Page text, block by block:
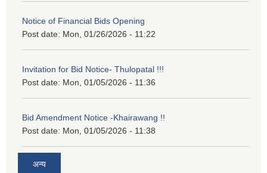
Notice of Financial Bids Opening
Post date: Mon, 01/26/2026 - 11:22
Invitation for Bid Notice- Thulopatal !!!
Post date: Mon, 01/05/2026 - 11:36
Bid Amendment Notice -Khairawang !!
Post date: Mon, 01/05/2026 - 11:38
अन्य